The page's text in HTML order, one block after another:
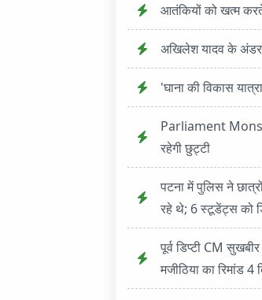
आतंक‍ियों को खत्‍म
अखिलेश यादव के अंडर
'घाना की विकास
Parliament
रहेगी छुट्टी
पटना में पुलिस ने
रहे थे; 6 स्टूडेंट्स को
पूर्व डिप्टी CM
मजीठिया का रिमांड 4